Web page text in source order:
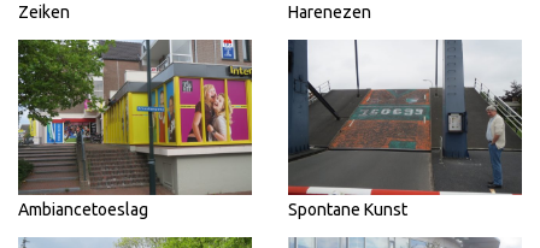
Zeiken Harenezen
Ambiancetoeslag Spontane Kunst